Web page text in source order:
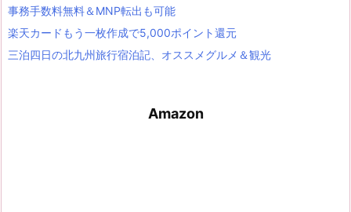
事務手数料無料＆MNP転出も可能
楽天カードもう一枚作成で5,000ポイント還元
三泊四日の北九州旅行宿泊記、オススメグルメ＆観光
Amazon